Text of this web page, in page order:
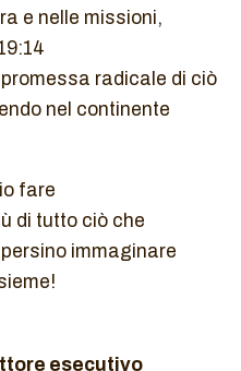
e nelle missioni,
radicale di ciò
nel continente
fare
di tutto ciò che
immaginare
esecutivo